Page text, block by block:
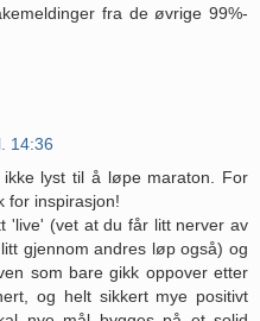
fra de øvrige 99%-
14:36
lyst til å løpe maraton. For
for inspirasjon!
'live' (vet at du får litt nerver av
gjennom andres løp også) og
som bare gikk oppover etter
og helt sikkert mye positivt